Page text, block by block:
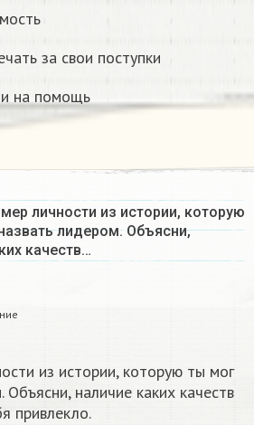
за свои поступки
на помощь
личности из истории, которую
лидером. Объясни,
качеств…
из истории, которую ты мог
наличие каких качеств
привлекло.